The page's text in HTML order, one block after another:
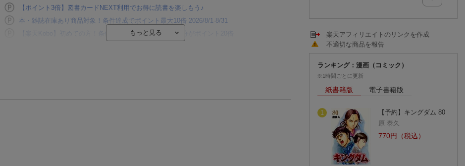
【ポイント3倍】図書カードNEXT利用でお得に読書を楽しもう♪
本・雑誌在庫あり商品対象！条件達成でポイント最大10倍 2026/8/1-8/31
【楽天Kobo】初めての方！条件達成で楽天ブックス購入分がポイント20倍
楽天アフィリエイトのリンクを作成
不適切な商品を報告
ランキング：漫画（コミック）
※1時間ごとに更新
紙書籍版 電子書籍版
1
【予約】キングダム 80
原 泰久
770円（税込）